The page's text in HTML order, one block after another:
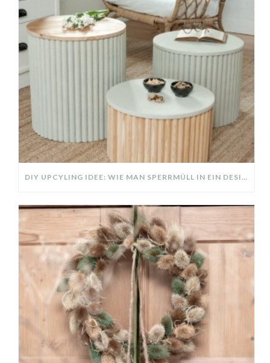
DIY UPCYLING IDEE: WIE MAN SPERRMÜLL IN EIN DESIGNER TEIL VERWANDELT